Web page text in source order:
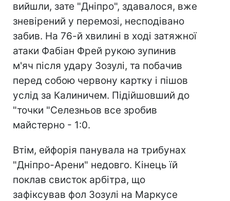
вийшли, зате "Дніпро", здавалося, вже
зневірений у перемозі, несподівано
забив. На 76-й хвилині в ході затяжної
атаки Фабіан Фрей рукою зупинив
м'яч після удару Зозулі, та побачив
перед собою червону картку і пішов
услід за Калиничем. Підійшовший до
"точки "Селезньов все зробив
майстерно - 1:0.
Втім, ейфорія панувала на трибунах
"Дніпро-Арени" недовго. Кінець їй
поклав свисток арбітра, що
зафіксував фол Зозулі на Маркусе